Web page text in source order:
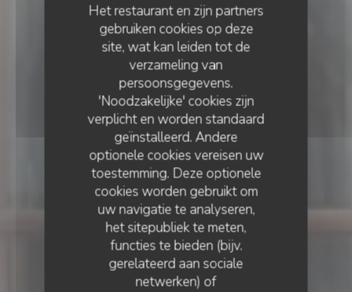
Het restaurant en zijn partners
gebruiken cookies op deze
site, wat kan leiden tot de
verzameling van
persoonsgegevens.
'Noodzakelijke' cookies zijn
verplicht en worden standaard
geïnstalleerd. Andere
optionele cookies vereisen uw
toestemming. Deze optionele
cookies worden gebruikt om
uw navigatie te analyseren,
het sitepubliek te meten,
functies te bieden (bijv.
gerelateerd aan sociale
netwerken) of